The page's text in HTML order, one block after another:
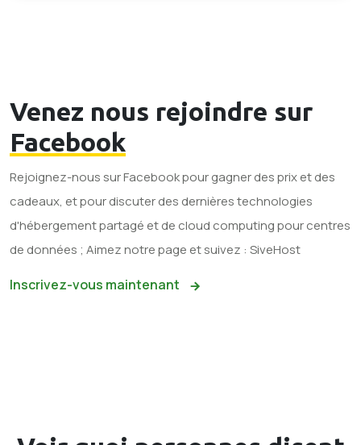
Venez nous rejoindre sur
Facebook
Rejoignez-nous sur Facebook pour gagner des prix et des
cadeaux, et pour discuter des dernières technologies
d'hébergement partagé et de cloud computing pour centres
de données ; Aimez notre page et suivez : SiveHost
Inscrivez-vous maintenant